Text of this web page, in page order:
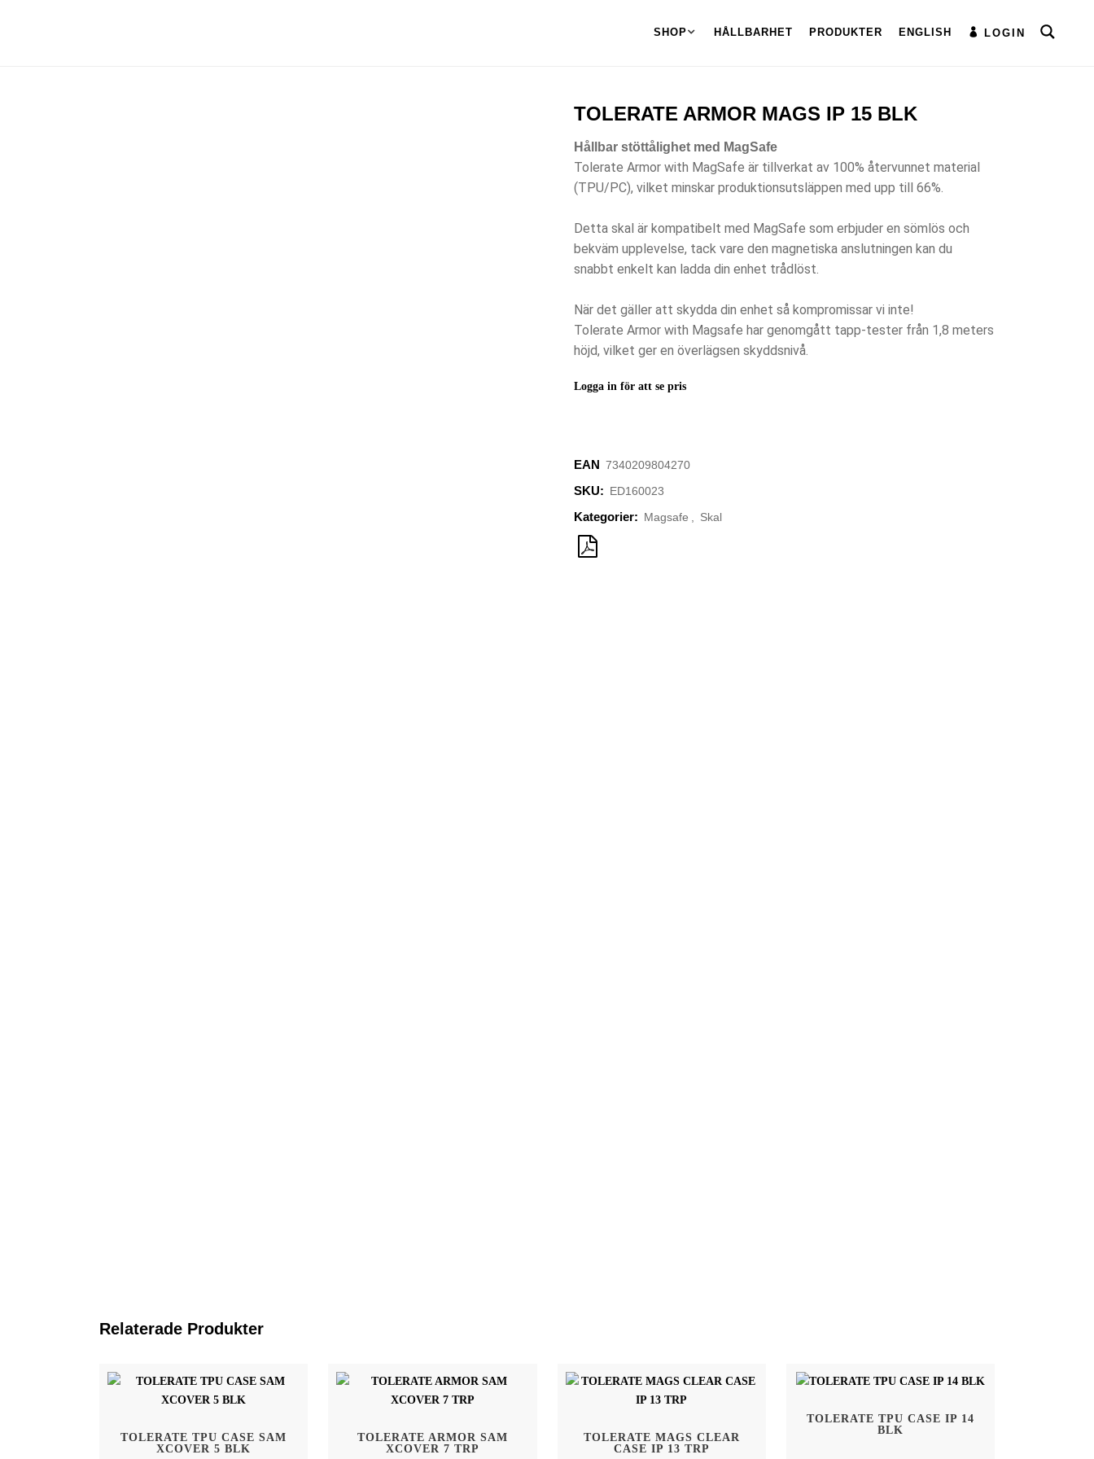
LOGIN
SHOP HÅLLBARHET PRODUKTER ENGLISH
TOLERATE ARMOR MAGS IP 15 BLK
Hållbar stöttålighet med MagSafe
Tolerate Armor with MagSafe är tillverkat av 100% återvunnet material
(TPU/PC), vilket minskar produktionsutsläppen med upp till 66%.
Detta skal är kompatibelt med MagSafe som erbjuder en sömlös och
bekväm upplevelse, tack vare den magnetiska anslutningen kan du
snabbt enkelt kan ladda din enhet trådlöst.
När det gäller att skydda din enhet så kompromissar vi inte!
Tolerate Armor with Magsafe har genomgått tapp-tester från 1,8 meters
höjd, vilket ger en överlägsen skyddsnivå.
Logga in för att se pris
EAN 7340209804270
SKU: ED160023
Kategorier: Magsafe Skal
Relaterade Produkter
TOLERATE TPU CASE SAM
XCOVER 5 BLK
TOLERATE ARMOR SAM
XCOVER 7 TRP
TOLERATE MAGS CLEAR
CASE IP 13 TRP
TOLERATE TPU CASE IP 14
BLK
Kivra: 556886-5983